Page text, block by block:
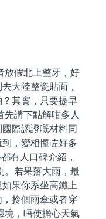
放假北上整牙，好
大陸整瓷貼面，
其實，只要提早
講下點解咁多人
際認證嘅材料同
，變相慳咗好多
有人口碑介紹，
。若果落大雨，最
果你系坐高鐵上
拎個雨傘或者穿
境，唔使擔心天氣